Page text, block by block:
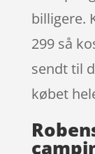
billigere.
299 så
sendt til
købet